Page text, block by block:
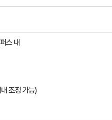
스 내
조정 가능)